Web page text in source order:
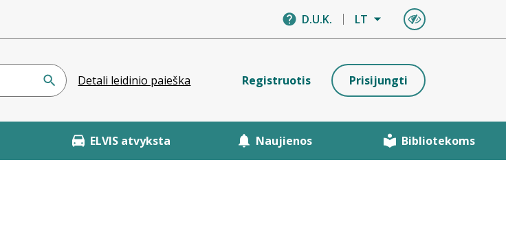
D.U.K. LT
Detali leidinio paieška Registruotis Prisijungti
ELVIS atvyksta Naujienos Bibliotekoms